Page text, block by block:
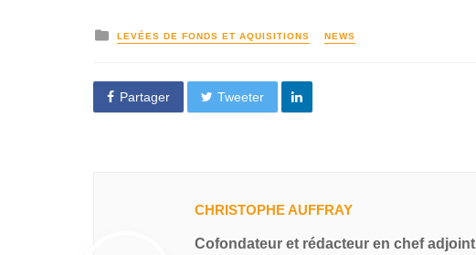
LEVÉES DE FONDS ET AQUISITIONS NEWS
Partager Tweeter
CHRISTOPHE AUFFRAY
Cofondateur et rédacteur en chef adjoint